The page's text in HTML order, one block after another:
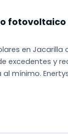
fotovoltaico
en Jacarilla
excedentes y
mínimo.